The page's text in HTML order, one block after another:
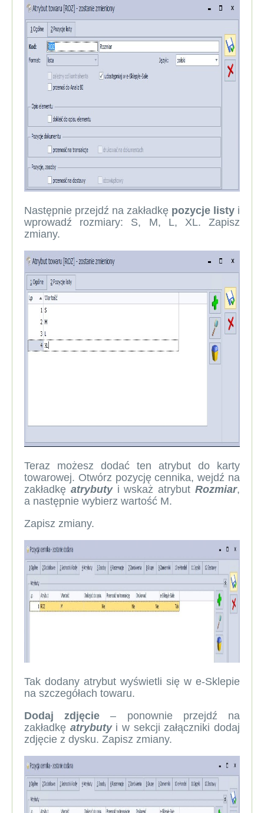
Następnie przejdź na zakładkę pozycje listy i
wprowadź rozmiary: S, M, L, XL. Zapisz
zmiany.
Teraz możesz dodać ten atrybut do karty
towarowej. Otwórz pozycję cennika, wejdź na
zakładkę atrybutyi wskaż atrybutRozmiar,
a następnie wybierz wartość M.
Zapisz zmiany.
Tak dodany atrybut wyświetli się w e-Sklepie
na szczegółach towaru.
Dodaj zdjęcie – ponownie przejdź na
zakładkę atrybutyi w sekcji załączniki dodaj
zdjęcie z dysku. Zapisz zmiany.